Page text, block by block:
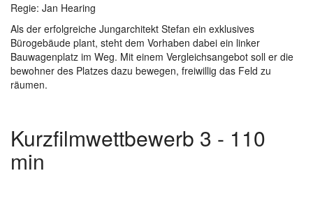
Regie: Jan Hearing
Als der erfolgreiche Jungarchitekt Stefan ein exklusives
Bürogebäude plant, steht dem Vorhaben dabei ein linker
Bauwagenplatz im Weg. Mit einem Vergleichsangebot soll er die
bewohner des Platzes dazu bewegen, freiwillig das Feld zu
räumen.
Kurzfilmwettbewerb 3 - 110
min